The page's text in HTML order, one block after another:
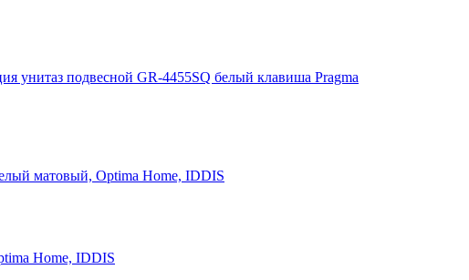
унитаз подвесной GR-4455SQ белый клавиша Pragma
матовый, Optima Home, IDDIS
Home, IDDIS